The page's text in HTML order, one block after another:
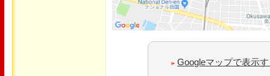
Googleマップで表示